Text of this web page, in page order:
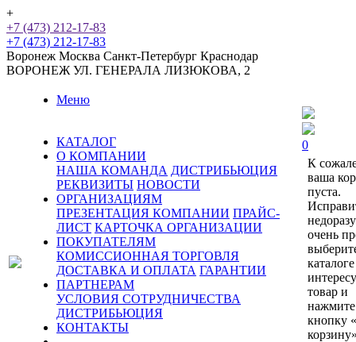
+
+7 (473) 212-17-83
+7 (473) 212-17-83
Воронеж Москва Санкт-Петербург Краснодар
ВОРОНЕЖ УЛ. ГЕНЕРАЛА ЛИЗЮКОВА, 2
Меню
КАТАЛОГ
О КОМПАНИИ
НАША КОМАНДА ДИСТРИБЬЮЦИЯ
РЕКВИЗИТЫ НОВОСТИ
ОРГАНИЗАЦИЯМ
ПРЕЗЕНТАЦИЯ КОМПАНИИ ПРАЙС-
ЛИСТ КАРТОЧКА ОРГАНИЗАЦИИ
ПОКУПАТЕЛЯМ
КОМИССИОННАЯ ТОРГОВЛЯ
ДОСТАВКА И ОПЛАТА ГАРАНТИИ
ПАРТНЕРАМ
УСЛОВИЯ СОТРУДНИЧЕСТВА
ДИСТРИБЬЮЦИЯ
КОНТАКТЫ
0
К
ваша
пуста.
очень
каталоге
товар и
нажмите
кнопку